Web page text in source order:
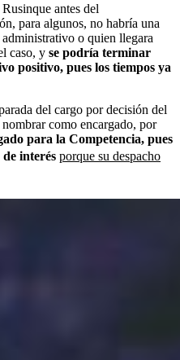
antes del
para algunos, no habría una
o quien llegara
caso, y se podría terminar
positivo, pues los tiempos ya
del cargo por decisión del
como encargado, por
para la Competencia, pues
interés porque su despacho